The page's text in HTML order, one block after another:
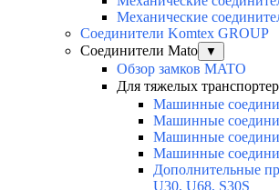
Механические
Соединители Komtex GROUP
Соединители Mato
▼
Обзор замков MATO
Для тяжелых
Машинные
Машинные
Машинные
Машинные
Дополнительные
U30, U68, S30S